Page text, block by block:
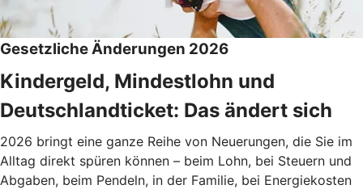
Gesetzliche Änderungen 2026
Kindergeld, Mindestlohn und
Deutschlandticket: Das ändert sich
2026 bringt eine ganze Reihe von Neuerungen, die Sie im
Alltag direkt spüren können – beim Lohn, bei Steuern und
Abgaben, beim Pendeln, in der Familie, bei Energiekosten